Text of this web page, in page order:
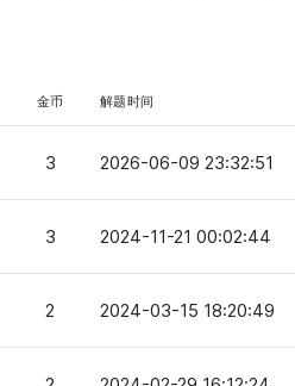
金币 解题时间
3 2026-06-09 23:32:51
3 2024-11-21 00:02:44
2 2024-03-15 18:20:49